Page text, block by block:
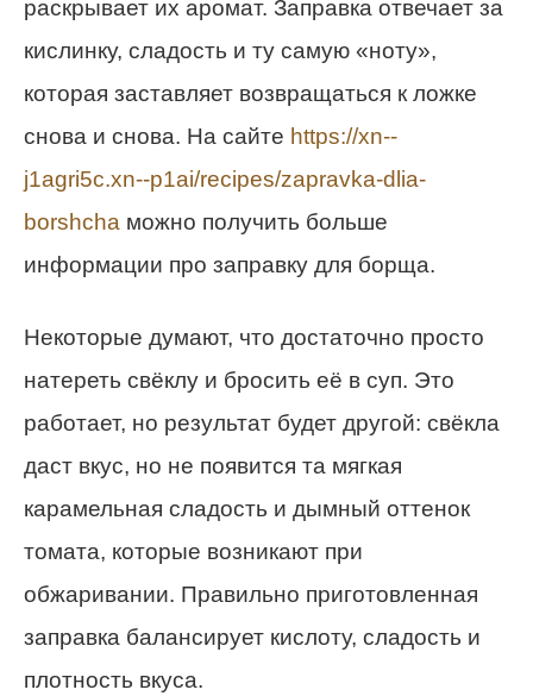
раскрывает их аромат. Заправка отвечает за
кислинку, сладость и ту самую «ноту»,
которая заставляет возвращаться к ложке
снова и снова. На сайте https://xn--
j1agri5c.xn--p1ai/recipes/zapravka-dlia-
borshcha можно получить больше
информации про заправку для борща.
Некоторые думают, что достаточно просто
натереть свёклу и бросить её в суп. Это
работает, но результат будет другой: свёкла
даст вкус, но не появится та мягкая
карамельная сладость и дымный оттенок
томата, которые возникают при
обжаривании. Правильно приготовленная
заправка балансирует кислоту, сладость и
плотность вкуса.